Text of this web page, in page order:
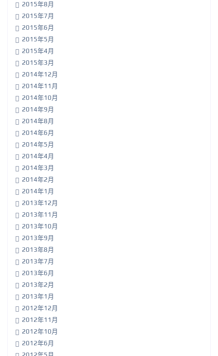
2015年8月
2015年7月
2015年6月
2015年5月
2015年4月
2015年3月
2014年12月
2014年11月
2014年10月
2014年9月
2014年8月
2014年6月
2014年5月
2014年4月
2014年3月
2014年2月
2014年1月
2013年12月
2013年11月
2013年10月
2013年9月
2013年8月
2013年7月
2013年6月
2013年2月
2013年1月
2012年12月
2012年11月
2012年10月
2012年6月